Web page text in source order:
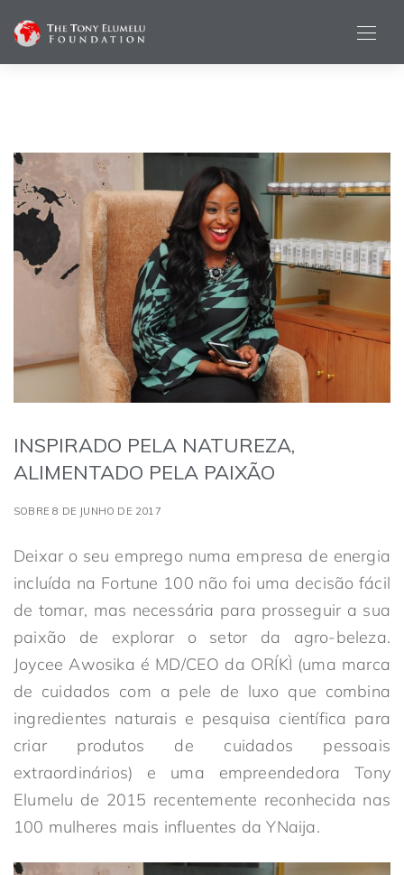
INSPIRADO PELA NATUREZA,
ALIMENTADO PELA PAIXÃO
SOBRE 8 DE JUNHO DE 2017
Deixar o seu emprego numa empresa de energia
incluída na Fortune 100 não foi uma decisão fácil
de tomar, mas necessária para prosseguir a sua
paixão de explorar o setor da agro-beleza.
Joycee Awosika é MD/CEO da ORÍKÌ (uma marca
de cuidados com a pele de luxo que combina
ingredientes naturais e pesquisa científica para
criar produtos de cuidados pessoais
extraordinários) e uma empreendedora Tony
Elumelu de 2015 recentemente reconhecida nas
100 mulheres mais influentes da YNaija.